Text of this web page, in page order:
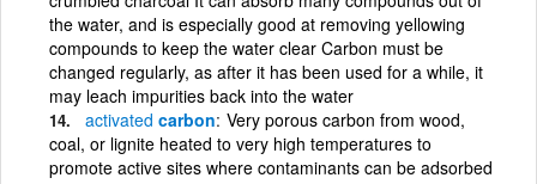
the water, and is especially good at removing yellowing
compounds to keep the water clear Carbon must be
changed regularly, as after it has been used for a while, it
may leach impurities back into the water
activated carbon Very porous carbon from wood,
coal, or lignite heated to very high temperatures to
promote active sites where contaminants can be adsorbed